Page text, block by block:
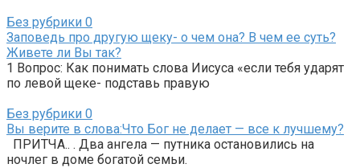
Без рубрики 0
Заповедь про другую щеку- о чем она? В чем ее суть?
Живете ли Вы так?
1 Вопрос: Как понимать слова Иисуса «если тебя ударят
по левой щеке- подставь правую
Без рубрики 0
Вы верите в слова:Что Бог не делает — все к лучшему?
ПРИТЧА.. . Два ангела — путника остановились на
ночлег в доме богатой семьи.